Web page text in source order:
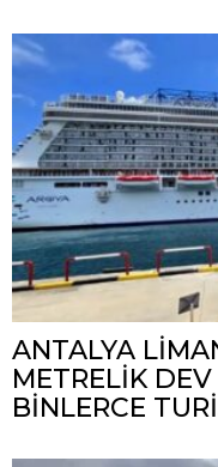
ANTALYA
METRELİK
BİNLERCE